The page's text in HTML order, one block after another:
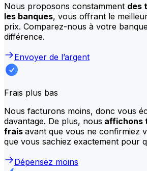
Nous proposons constamment des
les banques, vous offrant le
prix. Comparez-nous à votre
différence.
Envoyer de l’argent
Frais plus bas
Nous facturons moins, donc vous
davantage. De plus, nous affichons
frais avant que vous ne confirmiez
que vous sachiez exactement pour
Dépensez moins